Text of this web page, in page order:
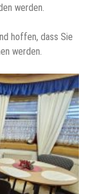
werden.
hoffen, dass Sie
werden.